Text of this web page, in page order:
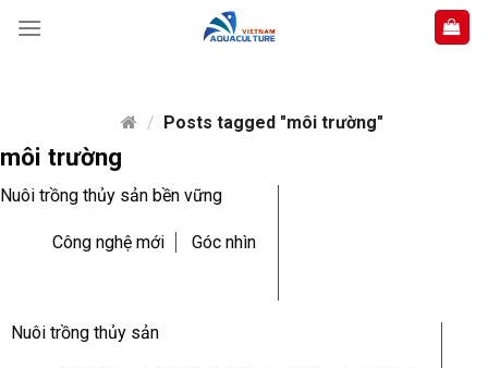
/ Posts tagged "môi trường"
môi trường
Nuôi trồng thủy sản bền vững
Công nghệ mới Góc nhìn
Nuôi trồng thủy sản